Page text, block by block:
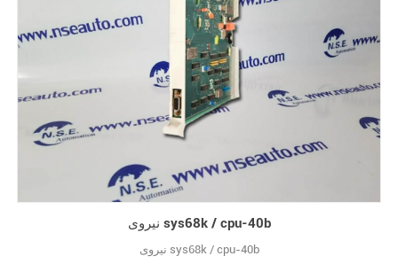
نیروی sys68k / cpu-40b
نیروی sys68k / cpu-40b